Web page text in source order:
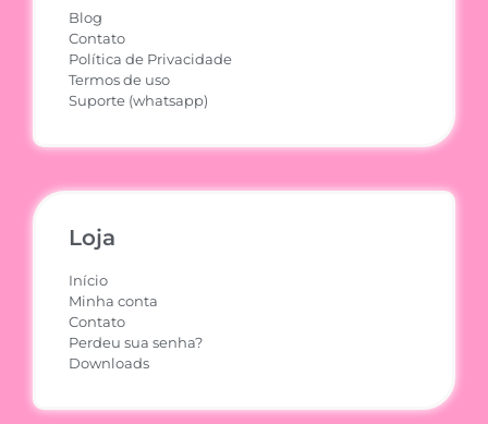
Blog
Contato
Política de Privacidade
Termos de uso
Suporte (whatsapp)
Loja
Início
Minha conta
Contato
Perdeu sua senha?
Downloads